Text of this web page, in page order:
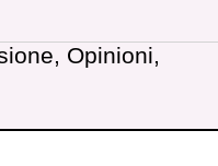
Opinioni,